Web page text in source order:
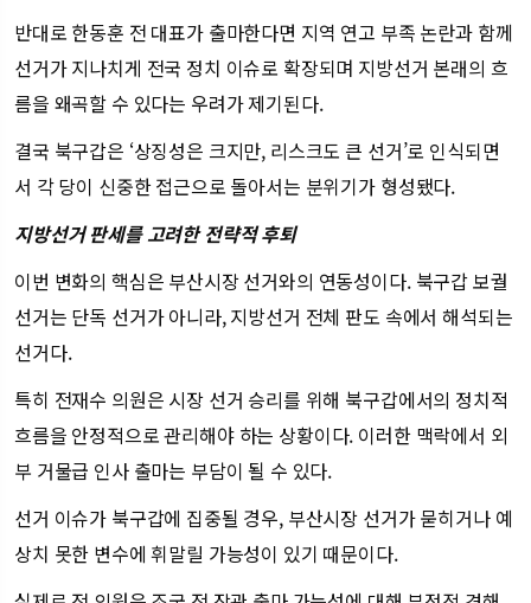
반대로 한동훈 전 대표가 출마한다면 지역 연고 부족 논란과 함께
선거가 지나치게 전국 정치 이슈로 확장되며 지방선거 본래의 흐
름을 왜곡할 수 있다는 우려가 제기된다.
결국 북구갑은 ‘상징성은 크지만, 리스크도 큰 선거’로 인식되면
서 각 당이 신중한 접근으로 돌아서는 분위기가 형성됐다.
지방선거 판세를 고려한 전략적 후퇴
이번 변화의 핵심은 부산시장 선거와의 연동성이다. 북구갑 보궐
선거는 단독 선거가 아니라, 지방선거 전체 판도 속에서 해석되는
선거다.
특히 전재수 의원은 시장 선거 승리를 위해 북구갑에서의 정치적
흐름을 안정적으로 관리해야 하는 상황이다. 이러한 맥락에서 외
부 거물급 인사 출마는 부담이 될 수 있다.
선거 이슈가 북구갑에 집중될 경우, 부산시장 선거가 묻히거나 예
상치 못한 변수에 휘말릴 가능성이 있기 때문이다.